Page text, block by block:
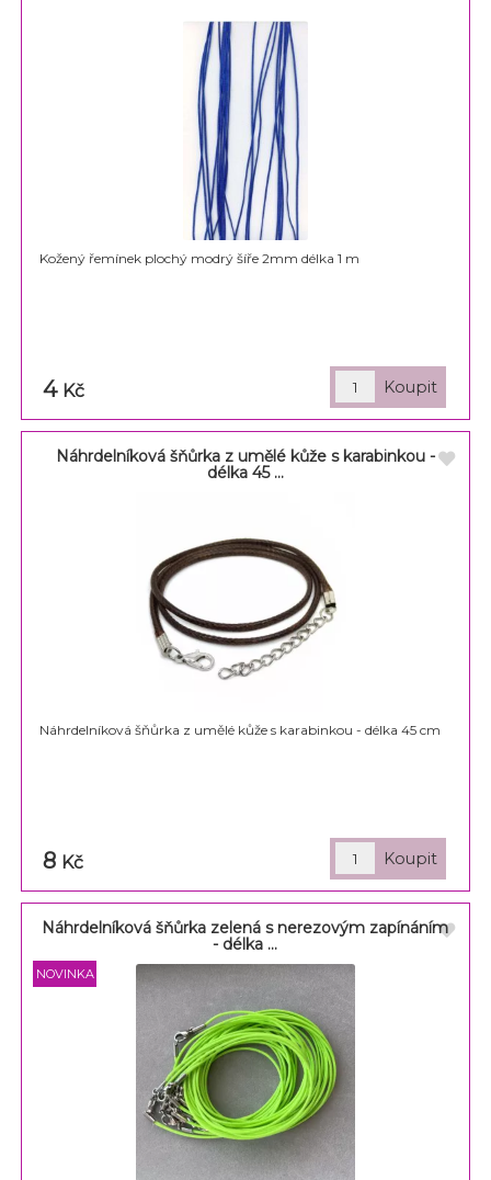
Kožený řemínek plochý modrý šíře 2mm délka 1 m
4 Kč
Náhrdelníková šňůrka z umělé kůže s karabinkou -
délka 45 ...
Náhrdelníková šňůrka z umělé kůže s karabinkou - délka 45 cm
8 Kč
Náhrdelníková šňůrka zelená s nerezovým zapínáním
- délka ...